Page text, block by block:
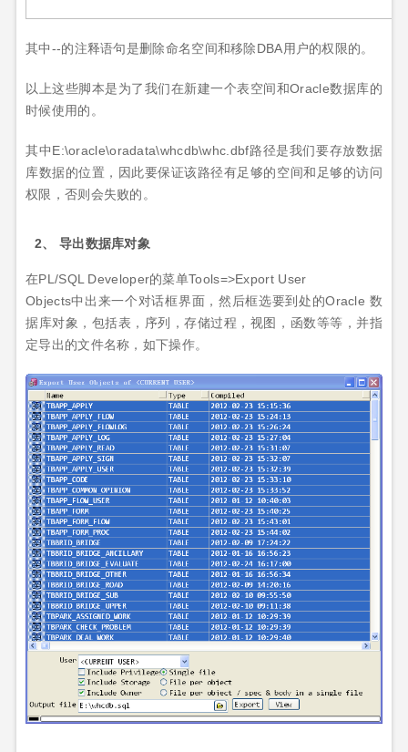
其中--的注释语句是删除命名空间和移除DBA用户的权限的。
以上这些脚本是为了我们在新建一个表空间和Oracle数据库的
时候使用的。
其中E:\oracle\oradata\whcdb\whc.dbf路径是我们要存放数据
库数据的位置，因此要保证该路径有足够的空间和足够的访问
权限，否则会失败的。
2、 导出数据库对象
在PL/SQL Developer的菜单Tools=>Export User
Objects中出来一个对话框界面，然后框选要到处的Oracle 数
据库对象，包括表，序列，存储过程，视图，函数等等，并指
定导出的文件名称，如下操作。